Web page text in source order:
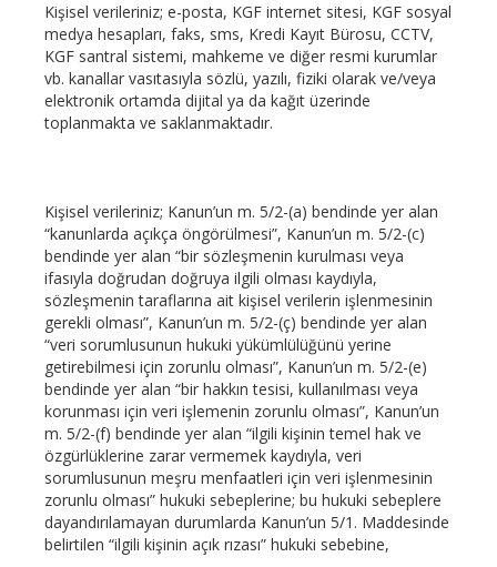
Kişisel verileriniz; e-posta, KGF internet sitesi, KGF sosyal
medya hesapları, faks, sms, Kredi Kayıt Bürosu, CCTV,
KGF santral sistemi, mahkeme ve diğer resmi kurumlar
vb. kanallar vasıtasıyla sözlü, yazılı, fiziki olarak ve/veya
elektronik ortamda dijital ya da kağıt üzerinde
toplanmakta ve saklanmaktadır.
Kişisel verileriniz; Kanun’un m. 5/2-(a) bendinde yer alan
“kanunlarda açıkça öngörülmesi”, Kanun’un m. 5/2-(c)
bendinde yer alan “bir sözleşmenin kurulması veya
ifasıyla doğrudan doğruya ilgili olması kaydıyla,
sözleşmenin taraflarına ait kişisel verilerin işlenmesinin
gerekli olması”, Kanun’un m. 5/2-(ç) bendinde yer alan
“veri sorumlusunun hukuki yükümlülüğünü yerine
getirebilmesi için zorunlu olması”, Kanun’un m. 5/2-(e)
bendinde yer alan “bir hakkın tesisi, kullanılması veya
korunması için veri işlemenin zorunlu olması”, Kanun’un
m. 5/2-(f) bendinde yer alan “ilgili kişinin temel hak ve
özgürlüklerine zarar vermemek kaydıyla, veri
sorumlusunun meşru menfaatleri için veri işlenmesinin
zorunlu olması” hukuki sebeplerine; bu hukuki sebeplere
dayandırılamayan durumlarda Kanun’un 5/1. Maddesinde
belirtilen “ilgili kişinin açık rızası” hukuki sebebine,